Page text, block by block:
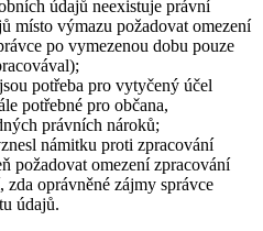
údajů neexistuje právní
místo výmazu požadovat omezení
po vymezenou dobu pouze
potřeba pro vytyčený účel
potřebné pro občana,
právních nároků;
námitku proti zpracování
požadovat omezení zpracování
oprávněné zájmy správce
údajů.